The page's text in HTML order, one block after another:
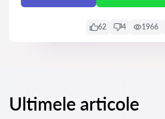
62 4 1966
Ultimele articole